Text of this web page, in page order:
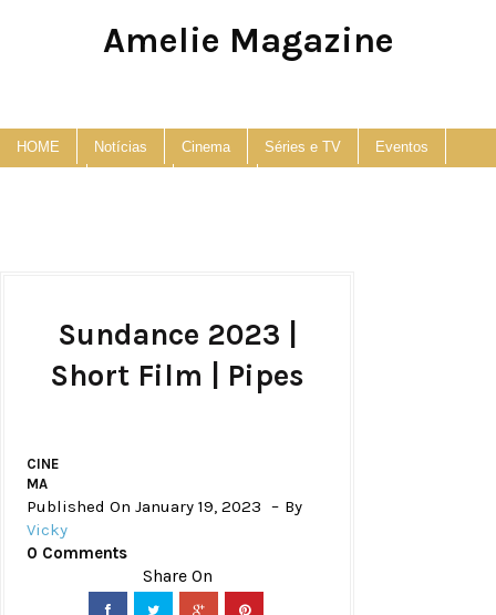
Amelie Magazine
HOME Notícias Cinema Séries e TV Eventos
Sundance 2023 |
Short Film | Pipes
CINE
MA
Published On January 19, 2023
By
Vicky
0 Comments